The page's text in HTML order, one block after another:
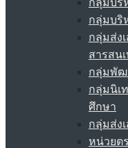
กลุ่มบริ
กลุ่มบริ
กลุ่มส่ง
สารสน
กลุ่มพัฒ
กลุ่มนิเ
ศึกษา
กลุ่มส่ง
หน่วยต